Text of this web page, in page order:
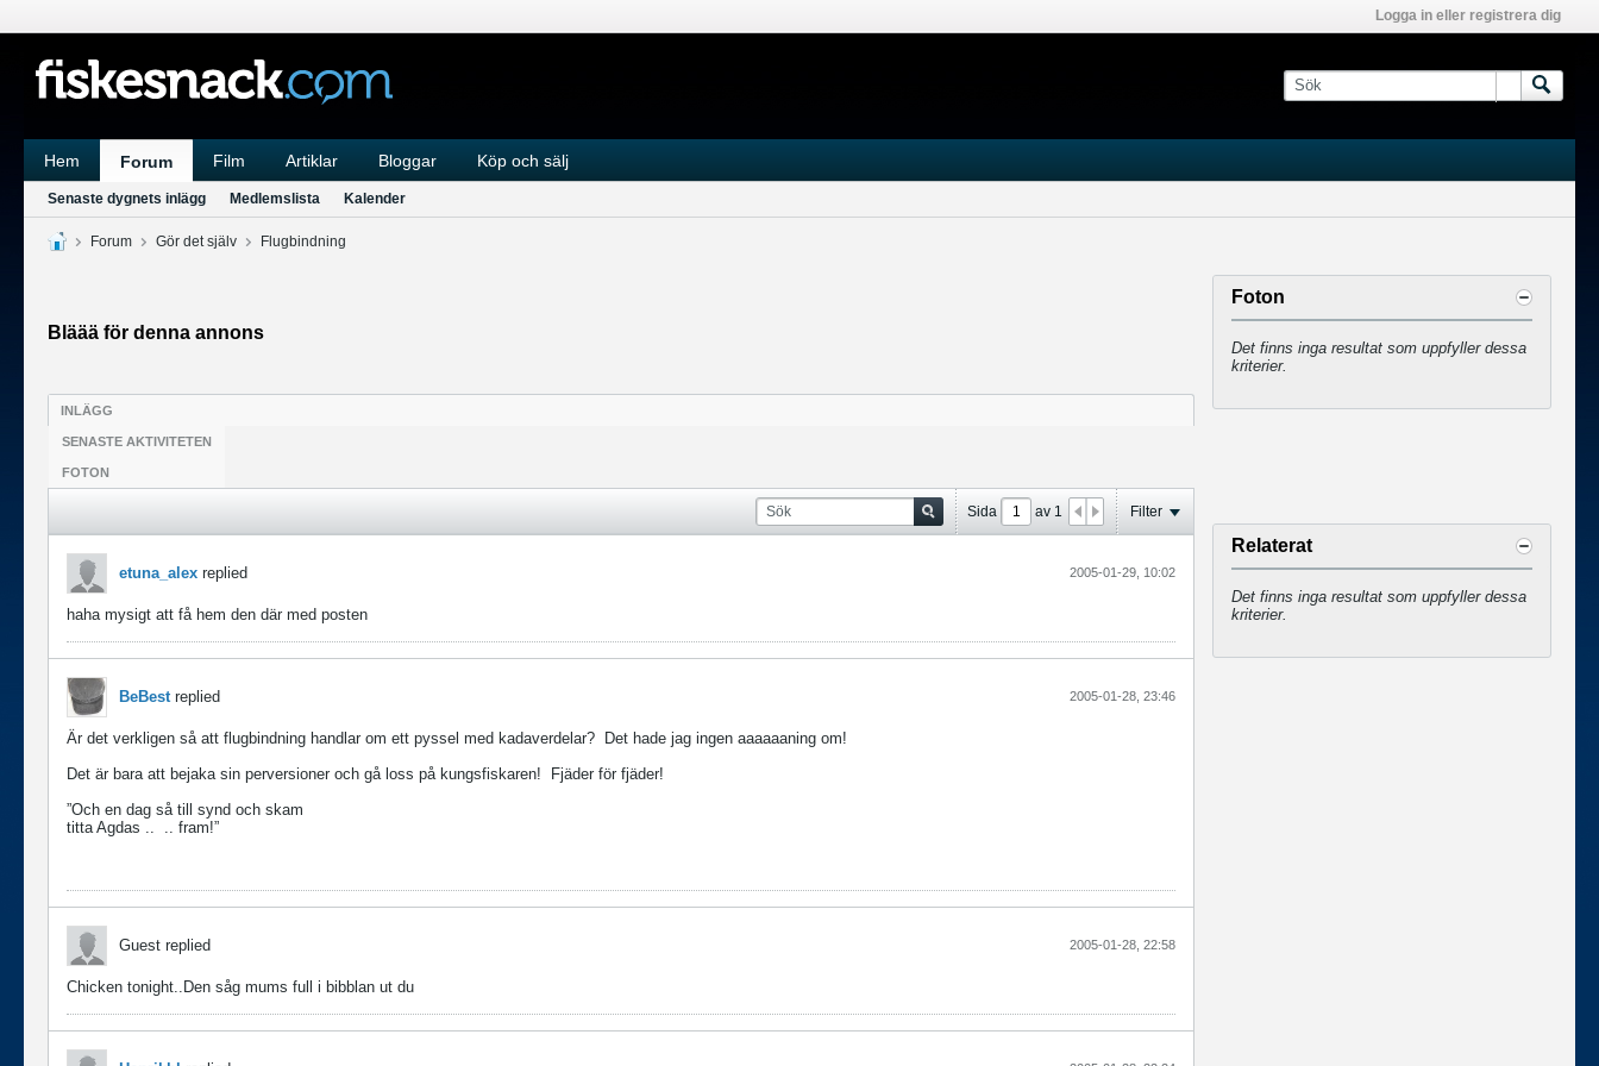
Logga in eller registrera dig
Hem Forum Film Artiklar Bloggar Köp och sälj
Senaste dygnets inlägg Medlemslista Kalender
Forum Gör det själv Flugbindning
Bläää för denna annons
INLÄGG
SENASTE AKTIVITETEN
FOTON
Sida av 1 Filter
etuna_alex replied 2005-01-29, 10:02
haha mysigt att få hem den där med posten
BeBestreplied 2005-01-28, 23:46
Är det verkligen så att flugbindning handlar om ett pyssel med kadaverdelar?
Det hade jag ingen aaaaaaning om!
Det är bara att bejaka sin perversioner och gå loss på kungsfiskaren!
Fjäder för fjäder!
”Och en dag så till synd och skam
titta Agdas ..
.. fram!”
Guest replied 2005-01-28, 22:58
Chicken tonight..Den såg mums full i bibblan ut du
Foton
Det finns inga resultat som uppfyller dessa
kriterier.
Relaterat
Det finns inga resultat som uppfyller dessa
kriterier.